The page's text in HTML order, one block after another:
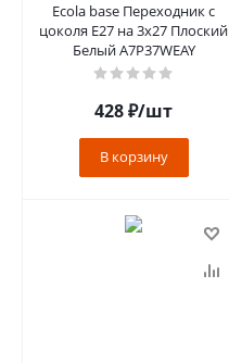
Ecola base Переходник с
цоколя E27 на 3x27 Плоский
Белый A7P37WEAY
428₽/шт
В корзину